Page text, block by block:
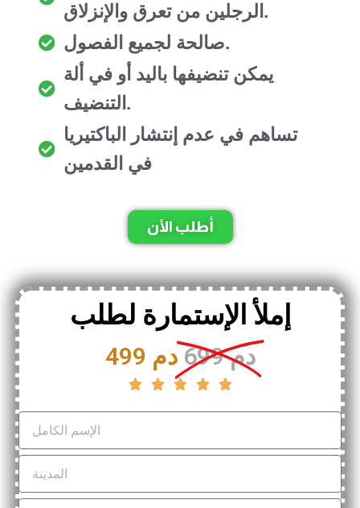
الرجلين من تعرق والإنزلاق.
صالحة لجميع الفصول.
يمكن تنضيفها باليد أو في ألة
التنضيف.
تساهم في عدم إنتشار الباكتيريا
في القدمين
أطلب الأن
إملأ الإستمارة لطلب
499 دم 699 دم
    